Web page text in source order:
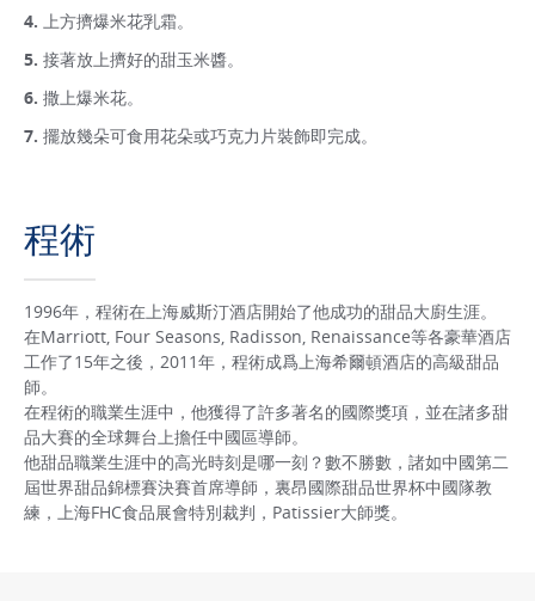
上方擠爆米花乳霜。
接著放上擠好的甜玉米醬。
撒上爆米花。
擺放幾朵可食用花朵或巧克力片裝飾即完成。
程術
1996年，程術在上海威斯汀酒店開始了他成功的甜品大廚生涯。
在Marriott, Four Seasons, Radisson, Renaissance等各豪華酒店
工作了15年之後，2011年，程術成爲上海希爾頓酒店的高級甜品
師。
在程術的職業生涯中，他獲得了許多著名的國際獎項，並在諸多甜
品大賽的全球舞台上擔任中國區導師。
他甜品職業生涯中的高光時刻是哪一刻？數不勝數，諸如中國第二
屆世界甜品錦標賽決賽首席導師，裏昂國際甜品世界杯中國隊教
練，上海FHC食品展會特別裁判，Patissier大師獎。